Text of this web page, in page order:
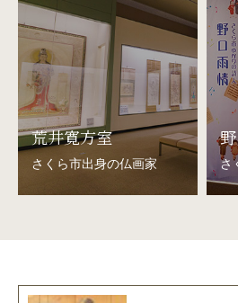
荒井寛方室
さくら市出身の仏画家 さ